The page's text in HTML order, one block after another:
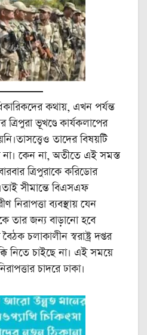
কথায়, এখন পর্যন্ত
ত্রিপুরা ভূখণ্ডে কার্যকলাপের
তাদের বিষয়টি
না। কেন না, অতীতে এই সমস্ত
ত্রিপুরাকে করিডোর
সীমান্তে বিএসএফ
নিরাপত্তা ব্যবস্থায় যেন
তার জন্য বাড়ানো হবে
চলাকালীন স্বরাষ্ট্র দপ্তর
নিতে চাইছে না। এই সময়ে
চাদরে ঢাকা।